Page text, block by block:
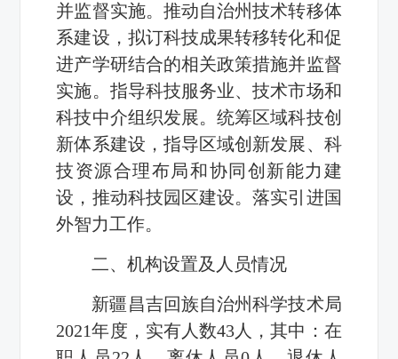
并监督实施。推动自治州技术转移体
系建设，拟订科技成果转移转化和促
进产学研结合的相关政策措施并监督
实施。指导科技服务业、技术市场和
科技中介组织发展。统筹区域科技创
新体系建设，指导区域创新发展、科
技资源合理布局和协同创新能力建
设，推动科技园区建设。落实引进国
外智力工作。
二、机构设置及人员情况
新疆昌吉回族自治州科学技术局
2021年度，实有人数43人，其中：在